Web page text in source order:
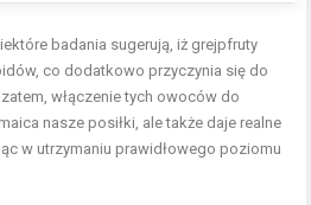
badania sugerują, iż grejpfruty
co dodatkowo przyczynia się do
włączenie tych owoców do
nasze posiłki, ale także daje realne
w utrzymaniu prawidłowego poziomu